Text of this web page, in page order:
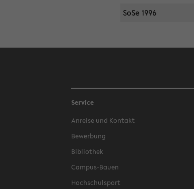
SoSe 1996
Service
Anreise und Kontakt
Bewerbung
Bibliothek
Campus-Bauen
Hochschulsport